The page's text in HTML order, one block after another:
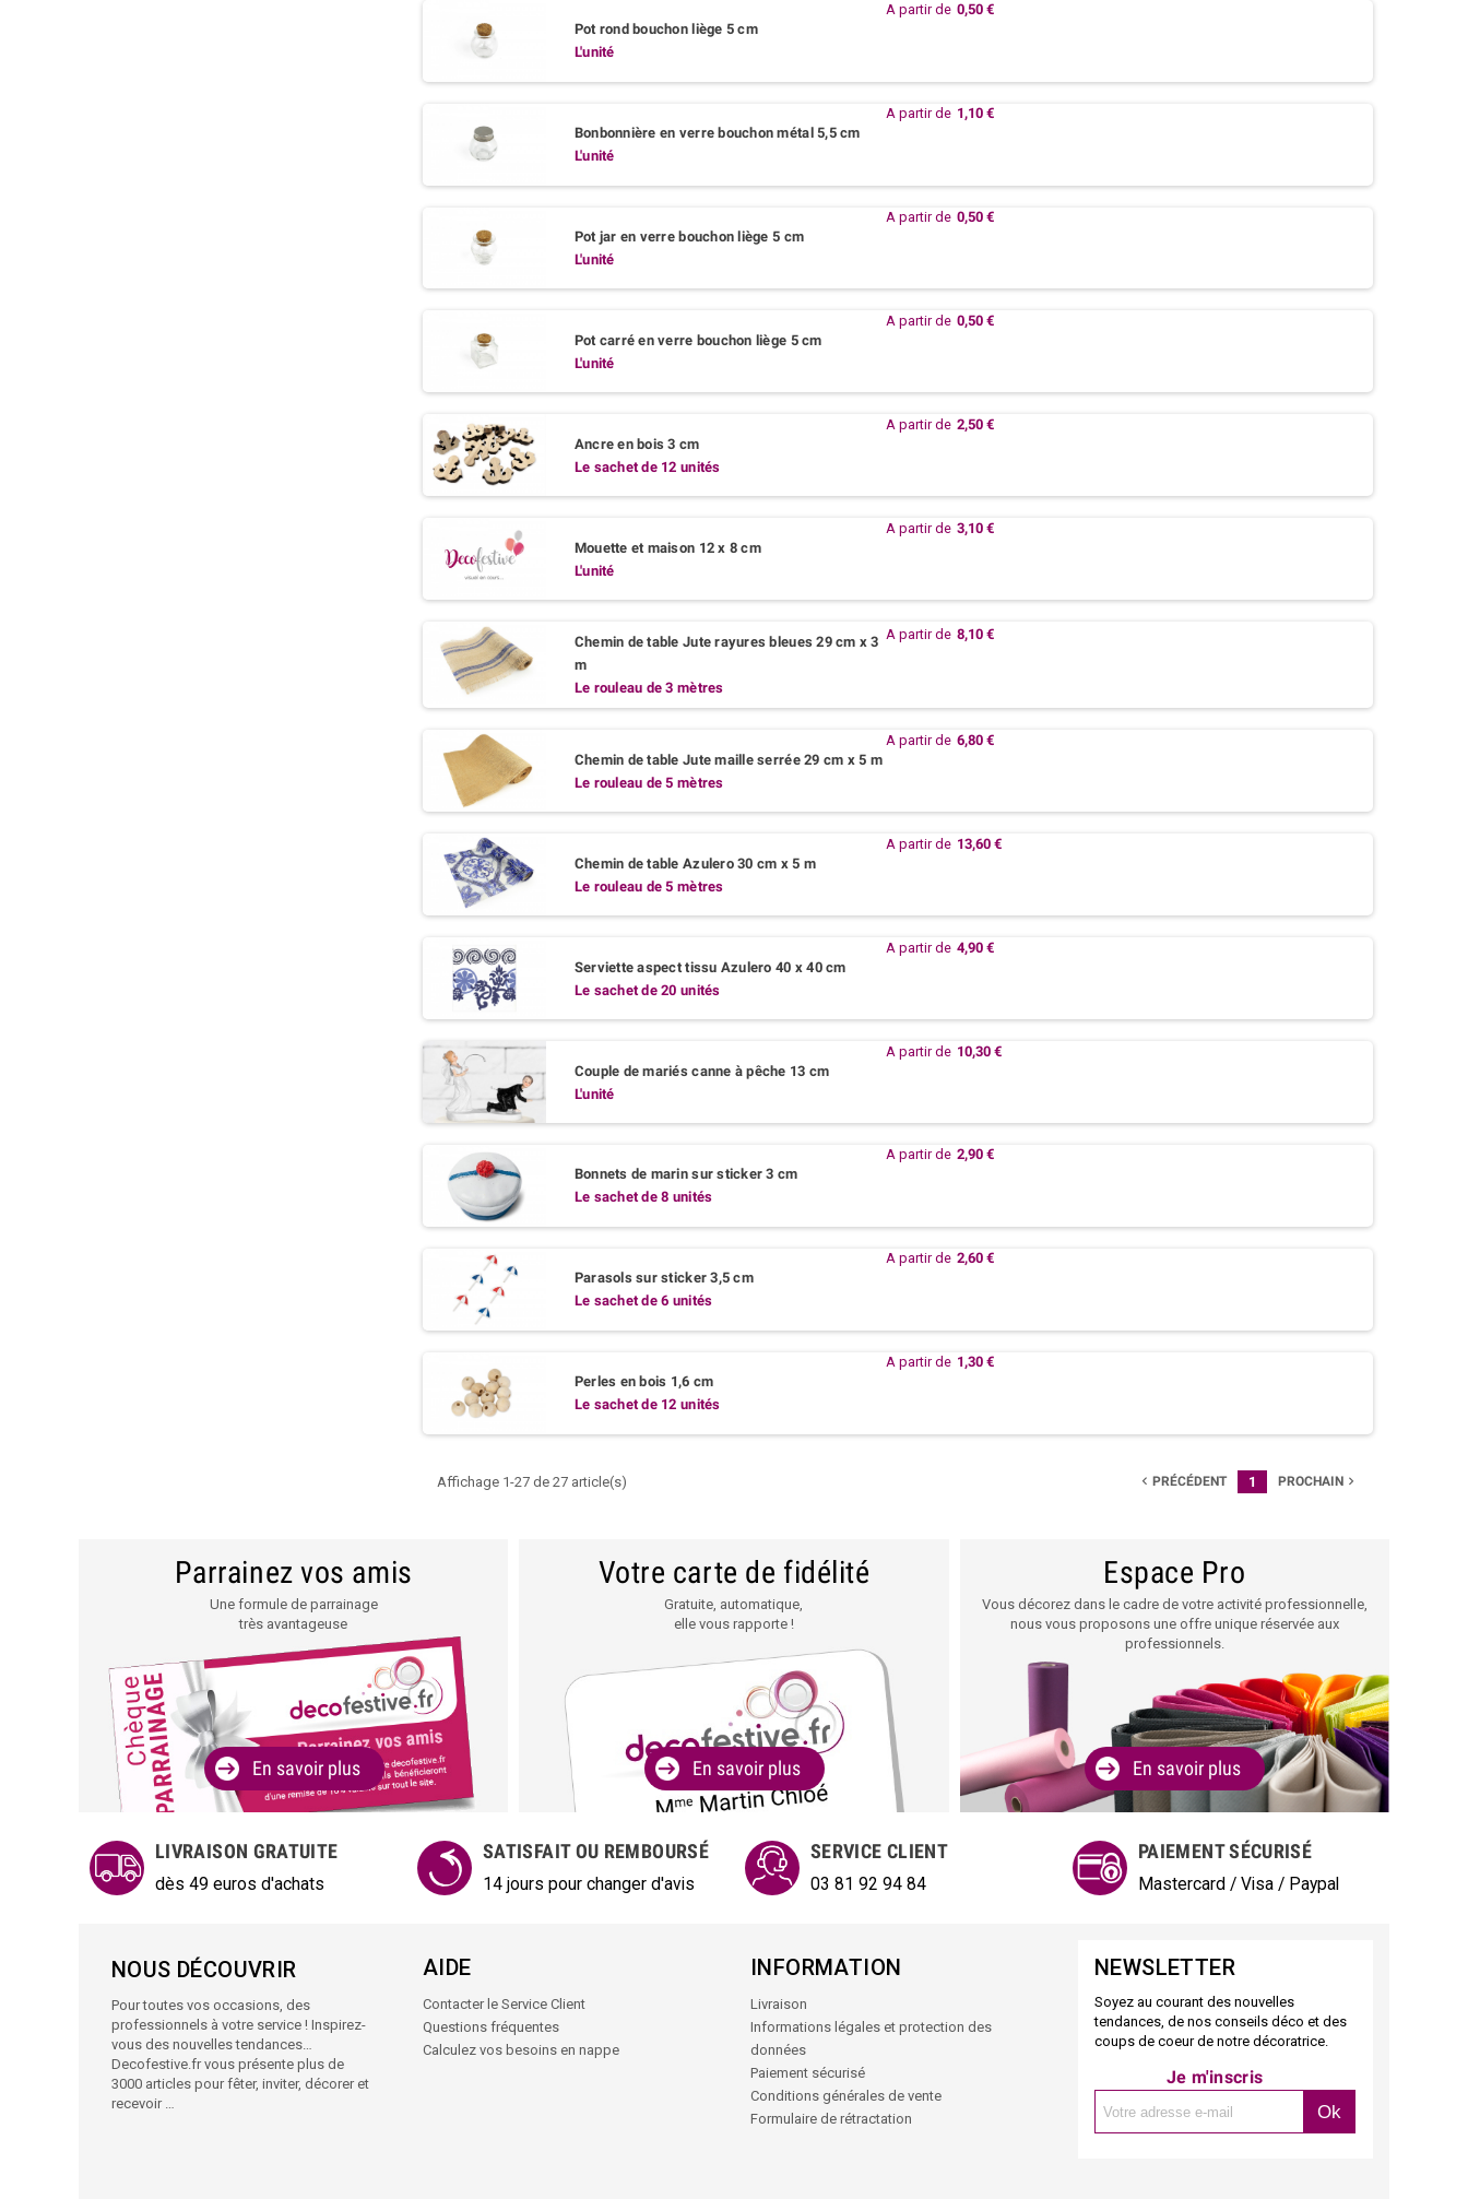
Pot rond bouchon liège 5 cm
L'unité
A partir de 0,50 €
Bonbonnière en verre bouchon métal 5,5 cm
L'unité
A partir de 1,10 €
Pot jar en verre bouchon liège 5 cm
L'unité
A partir de 0,50 €
Pot carré en verre bouchon liège 5 cm
L'unité
A partir de 0,50 €
Ancre en bois 3 cm
Le sachet de 12 unités
A partir de 2,50 €
Mouette et maison 12 x 8 cm
L'unité
A partir de 3,10 €
Chemin de table Jute rayures bleues 29 cm x 3
m
Le rouleau de 3 mètres
A partir de 8,10 €
Chemin de table Jute maille serrée 29 cm x 5 m
Le rouleau de 5 mètres
A partir de 6,80 €
Chemin de table Azulero 30 cm x 5 m
Le rouleau de 5 mètres
A partir de 13,60 €
Serviette aspect tissu Azulero 40 x 40 cm
Le sachet de 20 unités
A partir de 4,90 €
Couple de mariés canne à pêche 13 cm
L'unité
A partir de 10,30 €
Bonnets de marin sur sticker 3 cm
Le sachet de 8 unités
A partir de 2,90 €
Parasols sur sticker 3,5 cm
Le sachet de 6 unités
A partir de 2,60 €
Perles en bois 1,6 cm
Le sachet de 12 unités
A partir de 1,30 €
Affichage 1-27 de 27 article(s)  PRÉCÉDENT 1 PROCHAIN 
Parrainez vos amis
Une formule de parrainage
très avantageuse
En savoir plus
Votre carte de fidélité
Gratuite, automatique,
elle vous rapporte !
En savoir plus
Espace Pro
Vous décorez dans le cadre de votre activité professionnelle,
nous vous proposons une offre unique réservée aux
professionnels.
En savoir plus
LIVRAISON GRATUITE
dès 49 euros d'achats
SATISFAIT OU REMBOURSÉ
14 jours pour changer d'avis
SERVICE CLIENT
03 81 92 94 84
PAIEMENT SÉCURISÉ
Mastercard / Visa / Paypal
NOUS DÉCOUVRIR
Pour toutes vos occasions, des
professionnels à votre service ! Inspirez-
vous des nouvelles tendances…
Decofestive.fr vous présente plus de
3000 articles pour fêter, inviter, décorer et
recevoir …
AIDE
Contacter le Service Client
Questions fréquentes
Calculez vos besoins en nappe
INFORMATION
Livraison
Informations légales et protection des
données
Paiement sécurisé
Conditions générales de vente
Formulaire de rétractation
NEWSLETTER
Soyez au courant des nouvelles
tendances, de nos conseils déco et des
coups de coeur de notre décoratrice.
Je m'inscris
Ok